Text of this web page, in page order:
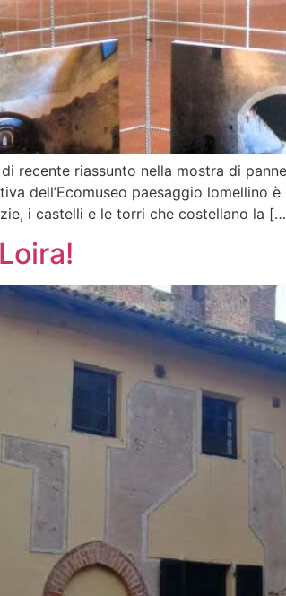
recente riassunto nella mostra di
dell’Ecomuseo paesaggio lomellino
i castelli e le torri che costellano la